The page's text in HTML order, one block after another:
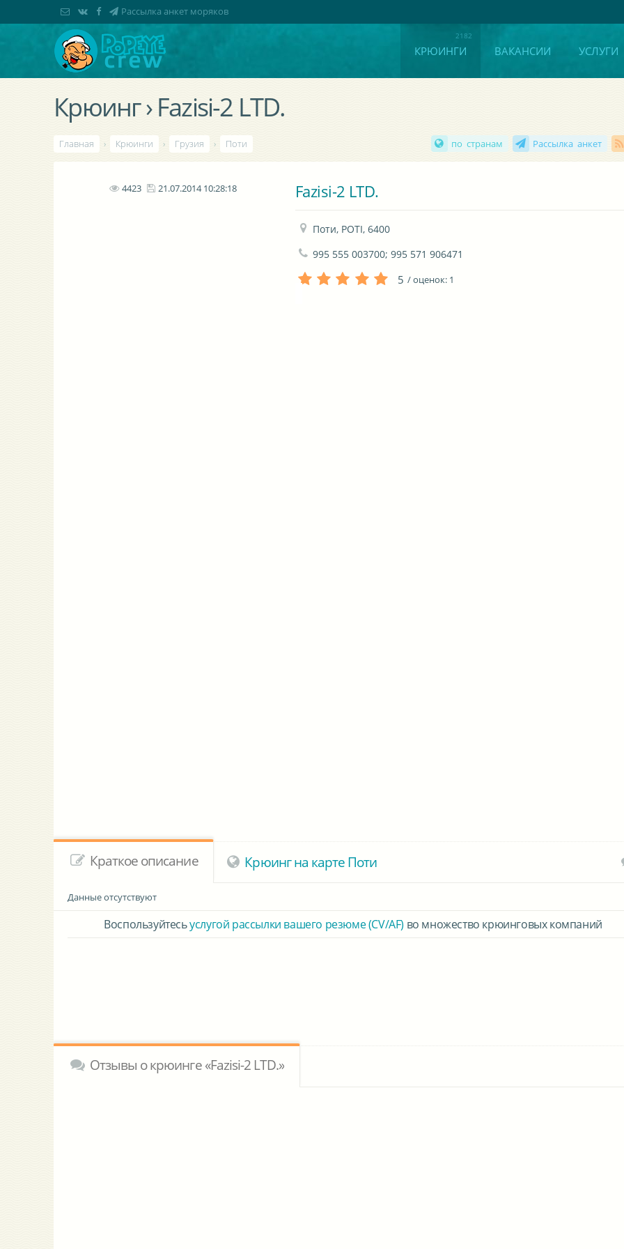
КРЮИНГИ ВАКАНСИИ УСЛУГИ
Крюинг › Fazisi-2 LTD.
Главная › Крюинги › Грузия › Поти по странам Рассылка анкет
4423 21.07.2014 10:28:18 Fazisi-2 LTD.
Поти, POTI, 6400
995 555 003700; 995 571 906471
5 / оценок: 1
Краткое описание Крюинг на карте Поти
Данные отсутствуют
Воспользуйтесьуслугой рассылки вашего резюме (CV/AF) во множество крюинговых компаний
Отзывы о крюинге «Fazisi-2 LTD.»
Рассылка анкет моряков